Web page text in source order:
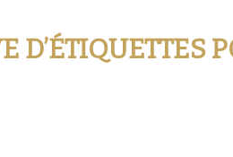
D’ÉTIQUETTES